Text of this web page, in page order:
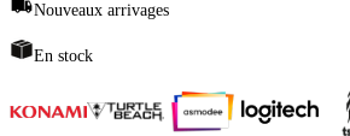
Nouveaux arrivages
En stock